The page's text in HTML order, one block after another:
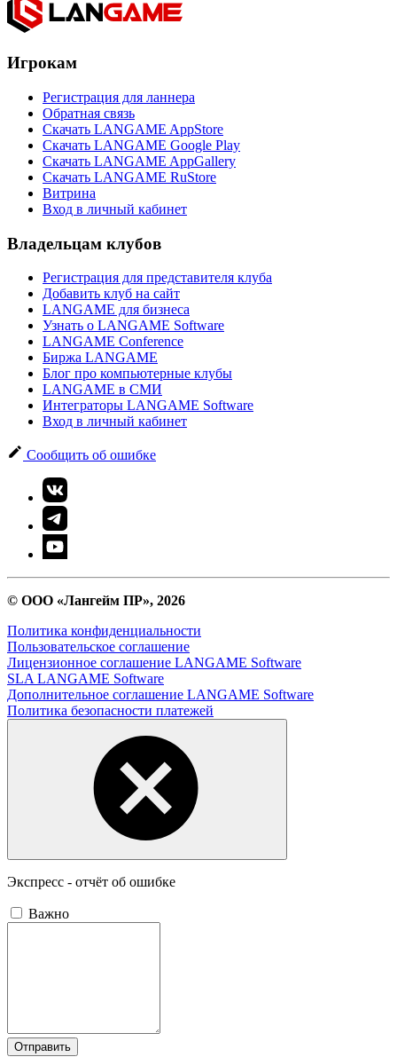
Игрокам
Регистрация для ланнера
Обратная связь
Скачать LANGAME AppStore
Скачать LANGAME Google Play
Скачать LANGAME AppGallery
Скачать LANGAME RuStore
Витрина
Вход в личный кабинет
Владельцам клубов
Регистрация для представителя клуба
Добавить клуб на сайт
LANGAME для бизнеса
Узнать о LANGAME Software
LANGAME Conference
Биржа LANGAME
Блог про компьютерные клубы
LANGAME в СМИ
Интеграторы LANGAME Software
Вход в личный кабинет
Сообщить об ошибке
© ООО «Лангейм ПР», 2026
Политика конфиденциальности
Пользовательское соглашение
Лицензионное соглашение LANGAME Software
SLA LANGAME Software
Дополнительное соглашение LANGAME Software
Политика безопасности платежей
Экспресс - отчёт об ошибке
Важно
Отправить